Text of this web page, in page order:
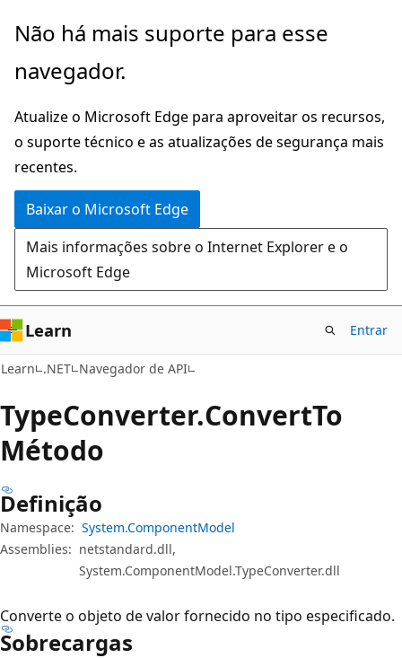
Pular
o
principal
Ignore
passe
a
navegação
na
página
Não há mais suporte para esse
navegador.
Atualize o Microsoft Edge para aproveitar os recursos,
o suporte técnico e as atualizações de segurança mais
recentes.
Baixar o Microsoft Edge
Mais informações sobre o Internet Explorer e o
Microsoft Edge
Learn Entrar
Learn .NET Navegador de API
TypeConverter.ConvertTo
Método
Definição
Namespace: System.ComponentModel
Assemblies: netstandard.dll,
System.ComponentModel.TypeConverter.dll
Converte o objeto de valor fornecido no tipo especificado.
Sobrecargas